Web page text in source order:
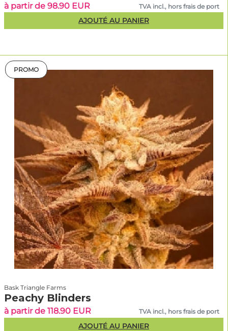
à partir de 98.90 EUR TVA incl., hors frais de port
AJOUTÉ AU PANIER
PROMO
Bask Triangle Farms
Peachy Blinders
à partir de 118.90 EUR TVA incl., hors frais de port
AJOUTÉ AU PANIER